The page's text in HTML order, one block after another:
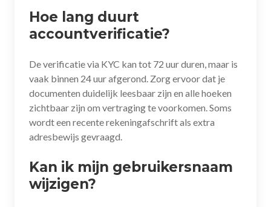
Hoe lang duurt
accountverificatie?
De verificatie via KYC kan tot 72 uur duren, maar is
vaak binnen 24 uur afgerond. Zorg ervoor dat je
documenten duidelijk leesbaar zijn en alle hoeken
zichtbaar zijn om vertraging te voorkomen. Soms
wordt een recente rekeningafschrift als extra
adresbewijs gevraagd.
Kan ik mijn gebruikersnaam
wijzigen?